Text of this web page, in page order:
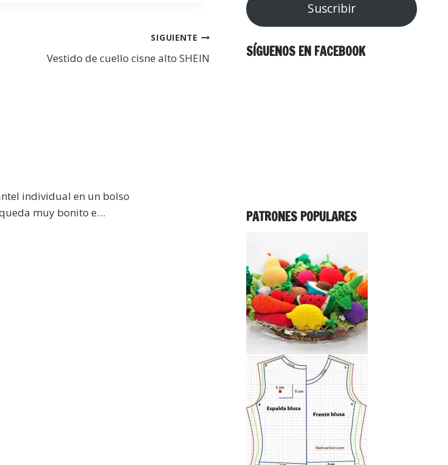
SIGUIENTE
Vestido de cuello cisne alto SHEIN
individual en un bolso
muy bonito e…
Suscribir
SÍGUENOS EN FACEBOOK
PATRONES POPULARES